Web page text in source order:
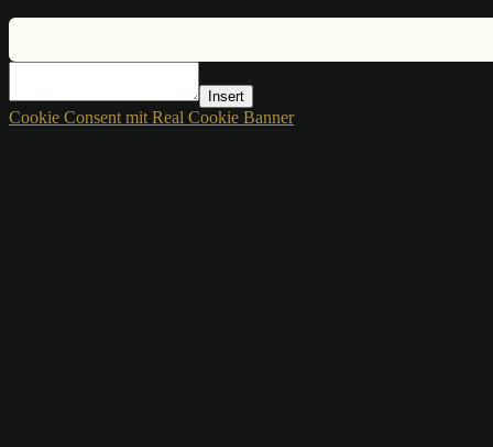
Insert
Cookie Consent mit Real Cookie Banner